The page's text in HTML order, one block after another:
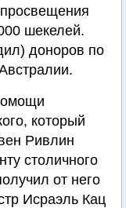
шекелей.
доноров по
который
Ривлин
столичного
от него
Исраэль Кац